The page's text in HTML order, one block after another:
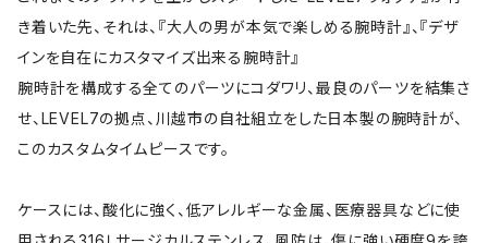
き着いた先、それは、『大人の男が本気で楽しめる腕時計』、『デザ
インを自在にカスタマイズ出来る腕時計』
腕時計を構成する全てのパーツにコダワリ、最良のパーツを結集さ
せ、LEVEL7の拠点、川越市の自社組立をした日本製の腕時計が、
このカスタムタイムピースです。
ケースには、酸化に強く、低アレルギーな金属、医療器具などに使